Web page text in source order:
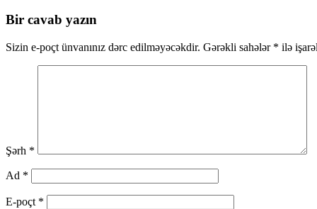
üzrə
naviqasiya
Bir cavab yazın
Sizin e-poçt ünvanınız dərc edilməyəcəkdir. Gərəkli sahələr * ilə
Şərh *
Ad *
E-poçt *